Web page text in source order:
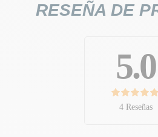
RESEÑA DE
5.0
4 Reseñas